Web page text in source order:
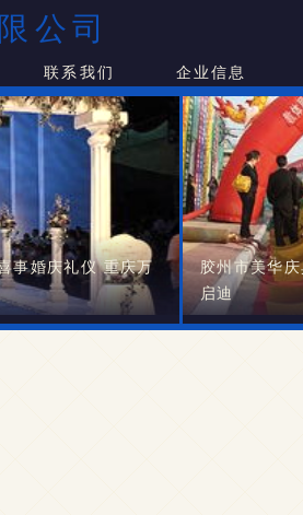
公司
联系我们 企业信息
事婚庆礼仪 重庆万
胶州市美华
启迪